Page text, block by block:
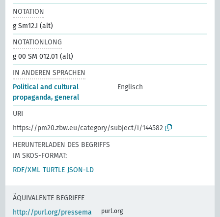
NOTATION
g Sm12.I (alt)
NOTATIONLONG
g 00 SM 012.01 (alt)
IN ANDEREN SPRACHEN
Political and cultural
propaganda, general
Englisch
URI
https://pm20.zbw.eu/category/subject/i/144582
HERUNTERLADEN DES BEGRIFFS
IM SKOS-FORMAT:
RDF/XML TURTLE JSON-LD
ÄQUIVALENTE BEGRIFFE
http://purl.org/pressema
purl.org